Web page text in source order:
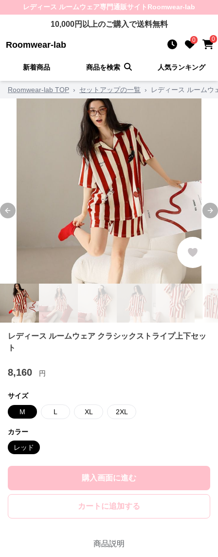
レディース ルームウェア専門通販サイト Roomwear-lab
10,000円以上のご購入で送料無料
Roomwear-lab 0 0
新着商品 商品を検索 人気ランキング
Roomwear-lab TOP › セットアップの一覧 › レディース ルームウ
Previous slide
レディース ルームウェア クラシックストライプ上下セッ
ト
8,160 円
サイズ
M L XL 2XL
カラー
レッド
購入画面に進む
カートに追加する
商品説明